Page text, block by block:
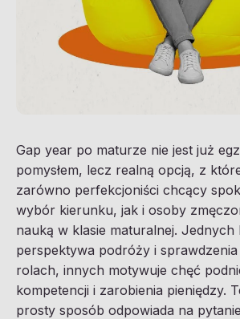
Gap year po maturze nie jest już
pomysłem, lecz realną opcją, z
zarówno perfekcjoniści chcący
wybór kierunku, jak i osoby
nauką w klasie maturalnej. Jednych
perspektywa podróży i
rolach, innych motywuje chęć
kompetencji i zarobienia pieniędzy.
prosty sposób odpowiada na